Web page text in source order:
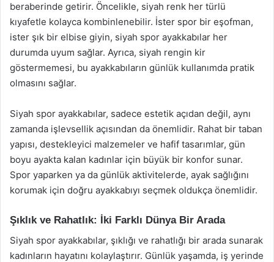
beraberinde getirir. Öncelikle, siyah renk her türlü
kıyafetle kolayca kombinlenebilir. İster spor bir eşofman,
ister şık bir elbise giyin, siyah spor ayakkabılar her
durumda uyum sağlar. Ayrıca, siyah rengin kir
göstermemesi, bu ayakkabıların günlük kullanımda pratik
olmasını sağlar.
Siyah spor ayakkabılar, sadece estetik açıdan değil, aynı
zamanda işlevsellik açısından da önemlidir. Rahat bir taban
yapısı, destekleyici malzemeler ve hafif tasarımlar, gün
boyu ayakta kalan kadınlar için büyük bir konfor sunar.
Spor yaparken ya da günlük aktivitelerde, ayak sağlığını
korumak için doğru ayakkabıyı seçmek oldukça önemlidir.
Şıklık ve Rahatlık: İki Farklı Dünya Bir Arada
Siyah spor ayakkabılar, şıklığı ve rahatlığı bir arada sunarak
kadınların hayatını kolaylaştırır. Günlük yaşamda, iş yerinde